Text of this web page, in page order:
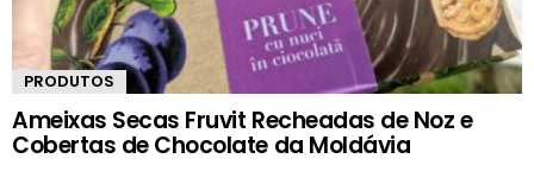
PRODUTOS
Ameixas Secas Fruvit Recheadas de Noz e
Cobertas de Chocolate da Moldávia